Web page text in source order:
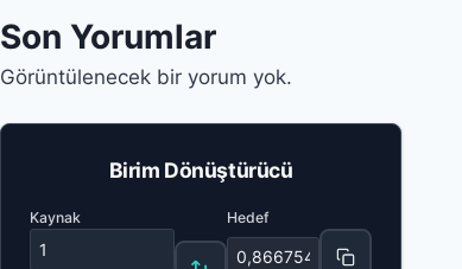
Son Yorumlar
Görüntülenecek bir yorum yok.
Birim Dönüştürücü
Kaynak
Enter a number to convertHedef